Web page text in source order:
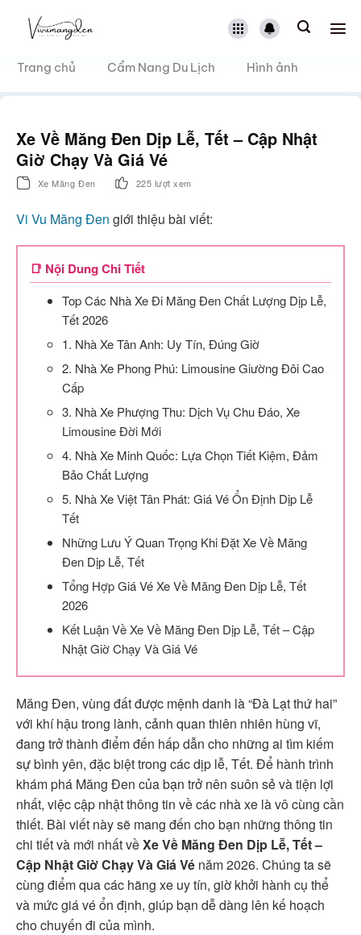
dungTrang chủ Cẩm Nang Du Lịch Hình ảnh
Xe Về Măng Đen Dịp Lễ, Tết – Cập Nhật
Giờ Chạy Và Giá Vé
Xe Măng Đen 225 lượt xem
Vi Vu Măng Đen giới thiệu bài viết:
📑 Nội Dung Chi Tiết
Top Các Nhà Xe Đi Măng Đen Chất Lượng Dịp Lễ,
Tết 2026
1. Nhà Xe Tân Anh: Uy Tín, Đúng Giờ
2. Nhà Xe Phong Phú: Limousine Giường Đôi Cao
Cấp
3. Nhà Xe Phượng Thu: Dịch Vụ Chu Đáo, Xe
Limousine Đời Mới
4. Nhà Xe Minh Quốc: Lựa Chọn Tiết Kiệm, Đảm
Bảo Chất Lượng
5. Nhà Xe Việt Tân Phát: Giá Vé Ổn Định Dịp Lễ
Tết
Những Lưu Ý Quan Trọng Khi Đặt Xe Về Măng
Đen Dịp Lễ, Tết
Tổng Hợp Giá Vé Xe Về Măng Đen Dịp Lễ, Tết
2026
Kết Luận Về Xe Về Măng Đen Dịp Lễ, Tết – Cập
Nhật Giờ Chạy Và Giá Vé
Măng Đen, vùng đất được mệnh danh là “Đà Lạt thứ hai”
với khí hậu trong lành, cảnh quan thiên nhiên hùng vĩ,
đang trở thành điểm đến hấp dẫn cho những ai tìm kiếm
sự bình yên, đặc biệt trong các dịp lễ, Tết. Để hành trình
khám phá Măng Đen của bạn trở nên suôn sẻ và tiện lợi
nhất, việc cập nhật thông tin về các nhà xe là vô cùng cần
thiết. Bài viết này sẽ mang đến cho bạn những thông tin
chi tiết và mới nhất vềXe Về Măng Đen Dịp Lễ, Tết –
Cập Nhật Giờ Chạy Và Giá Vé năm 2026. Chúng ta sẽ
cùng điểm qua các hãng xe uy tín, giờ khởi hành cụ thể
và mức giá vé ổn định, giúp bạn dễ dàng lên kế hoạch
cho chuyến đi của mình.